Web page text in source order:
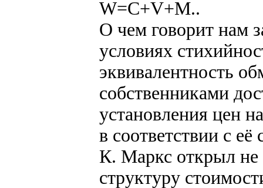
W=C+V+M..
О чем говорит нам
условиях
эквивалентность
собственниками
установления цен
в соответствии с
К. Маркс открыл не
структуру